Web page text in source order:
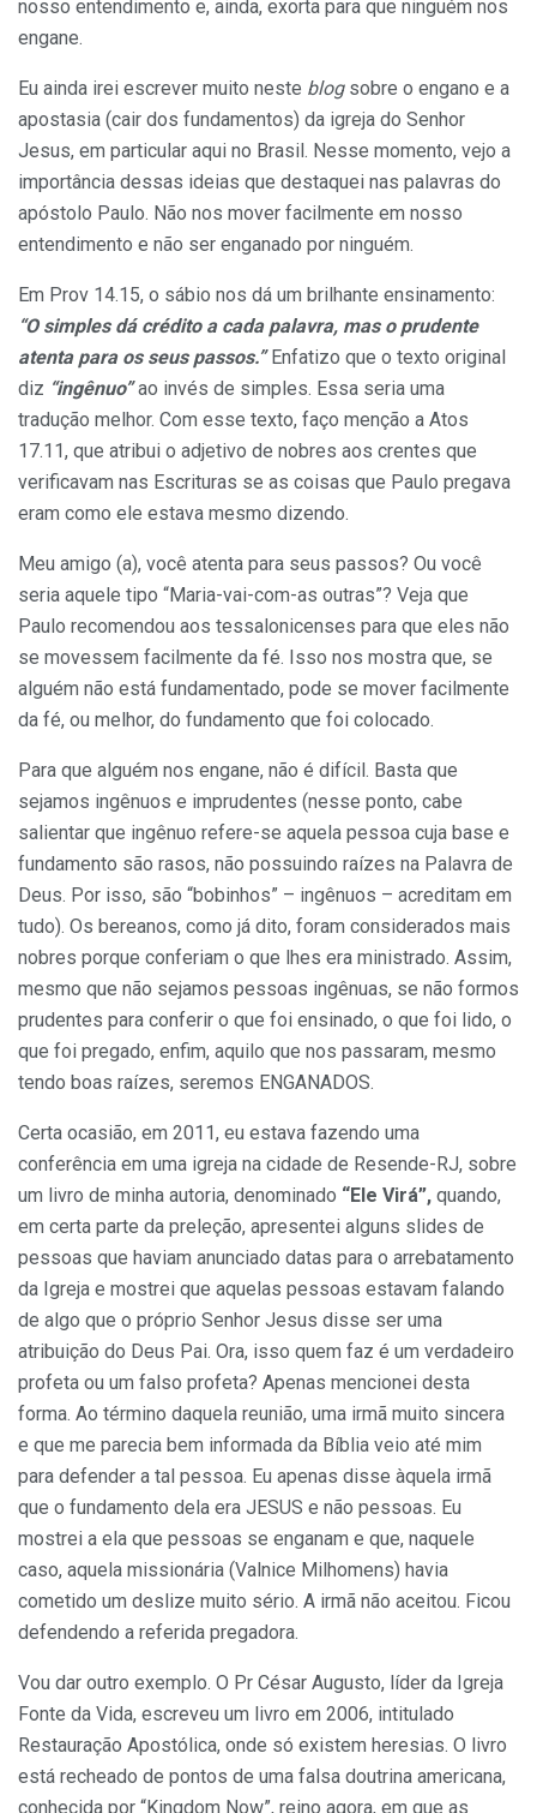
nosso entendimento e, ainda, exorta para que ninguém nos
engane.
Eu ainda irei escrever muito neste blogsobre o engano e a
apostasia (cair dos fundamentos) da igreja do Senhor
Jesus, em particular aqui no Brasil. Nesse momento, vejo a
importância dessas ideias que destaquei nas palavras do
apóstolo Paulo. Não nos mover facilmente em nosso
entendimento e não ser enganado por ninguém.
Em Prov 14.15, o sábio nos dá um brilhante ensinamento:
“O simples dá crédito a cada palavra, mas o prudente
atenta para os seus passos.”Enfatizo que o texto original
diz “ingênuo”ao invés de simples. Essa seria uma
tradução melhor. Com esse texto, faço menção a Atos
17.11, que atribui o adjetivo de nobres aos crentes que
verificavam nas Escrituras se as coisas que Paulo pregava
eram como ele estava mesmo dizendo.
Meu amigo (a), você atenta para seus passos? Ou você
seria aquele tipo “Maria-vai-com-as outras”? Veja que
Paulo recomendou aos tessalonicenses para que eles não
se movessem facilmente da fé. Isso nos mostra que, se
alguém não está fundamentado, pode se mover facilmente
da fé, ou melhor, do fundamento que foi colocado.
Para que alguém nos engane, não é difícil. Basta que
sejamos ingênuos e imprudentes (nesse ponto, cabe
salientar que ingênuo refere-se aquela pessoa cuja base e
fundamento são rasos, não possuindo raízes na Palavra de
Deus. Por isso, são “bobinhos” – ingênuos – acreditam em
tudo). Os bereanos, como já dito, foram considerados mais
nobres porque conferiam o que lhes era ministrado. Assim,
mesmo que não sejamos pessoas ingênuas, se não formos
prudentes para conferir o que foi ensinado, o que foi lido, o
que foi pregado, enfim, aquilo que nos passaram, mesmo
tendo boas raízes, seremos ENGANADOS.
Certa ocasião, em 2011, eu estava fazendo uma
conferência em uma igreja na cidade de Resende-RJ, sobre
um livro de minha autoria, denominado “Ele Virá”, quando,
em certa parte da preleção, apresentei alguns slides de
pessoas que haviam anunciado datas para o arrebatamento
da Igreja e mostrei que aquelas pessoas estavam falando
de algo que o próprio Senhor Jesus disse ser uma
atribuição do Deus Pai. Ora, isso quem faz é um verdadeiro
profeta ou um falso profeta? Apenas mencionei desta
forma. Ao término daquela reunião, uma irmã muito sincera
e que me parecia bem informada da Bíblia veio até mim
para defender a tal pessoa. Eu apenas disse àquela irmã
que o fundamento dela era JESUS e não pessoas. Eu
mostrei a ela que pessoas se enganam e que, naquele
caso, aquela missionária (Valnice Milhomens) havia
cometido um deslize muito sério. A irmã não aceitou. Ficou
defendendo a referida pregadora.
Vou dar outro exemplo. O Pr César Augusto, líder da Igreja
Fonte da Vida, escreveu um livro em 2006, intitulado
Restauração Apostólica, onde só existem heresias. O livro
está recheado de pontos de uma falsa doutrina americana,
conhecida por “Kingdom Now”, reino agora, em que as